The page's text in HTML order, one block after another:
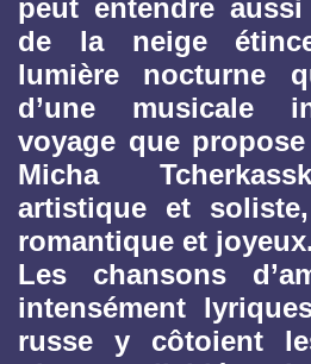
peut entendre
de la neige
lumière nocturne
d’une musicale
voyage que
Micha
artistique et
romantique et joyeux.
Les chansons
intensément
russe y côtoient